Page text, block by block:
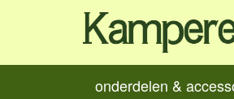
onderdelen &